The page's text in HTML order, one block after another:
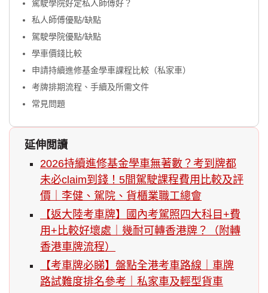
駕駛學院好定私人師傅好？
私人師傅優點/缺點
駕駛學院優點/缺點
學車價錢比較
申請持續進修基金學車課程比較（私家車）
考牌排期流程、手續及所需文件
常見問題
延伸閲讀
2026持續進修基金學車無著數？考到牌都
未必claim到錢！5間駕駛課程費用比較及評
價｜李健、駕院、貨櫃業職工總會
【返大陸考車牌】國內考駕照四大科目+費
用+比較好壞處｜幾耐可轉香港牌？（附轉
香港車牌流程）
【考車牌必睇】盤點全港考車路線｜車牌
路試難度排名參考｜私家車及輕型貨車